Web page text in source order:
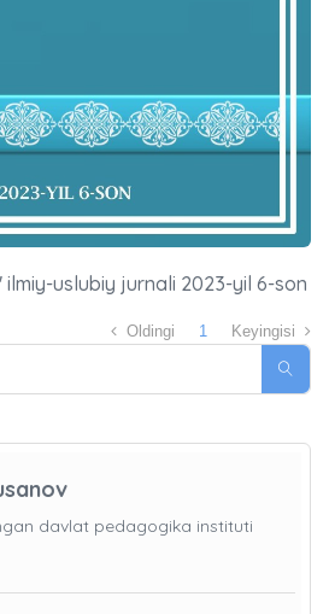
uslubiy jurnali 2023-yil 6-son
Oldingi 1 Keyingisi
davlat pedagogika instituti